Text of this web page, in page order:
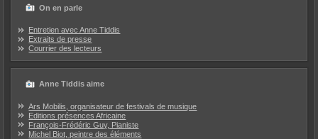
On en parle
Entretien avec Anne Tiddis
Extraits de presse
Courrier des lecteurs
Anne Tiddis aime
Ars Mobilis, organisateur de festivals de musique
Editions présences Africaine
François-Frédéric Guy, Pianiste
Michel Biot, peintre des éléments